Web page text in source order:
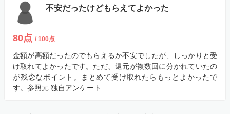
不安だったけどもらえてよかった
80点 / 100点
金額が高額だったのでもらえるか不安でしたが、しっかりと受
け取れてよかったです。ただ、還元が複数回に分かれていたの
が残念なポイント。まとめて受け取れたらもっとよかったで
す。 参照元:独自アンケート